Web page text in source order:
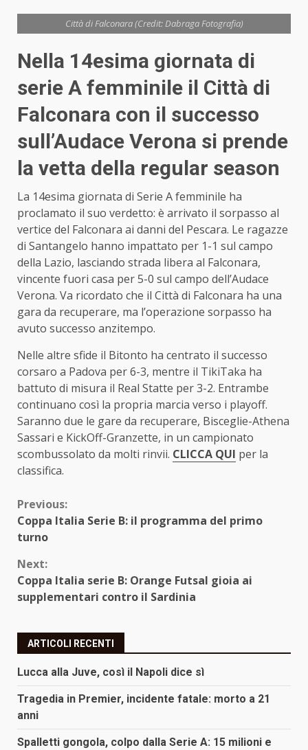
Città di Falconara (Credit: Dabraga Fotografia)
Nella 14esima giornata di
serie A femminile il Città di
Falconara con il successo
sull’Audace Verona si prende
la vetta della regular season
La 14esima giornata di Serie A femminile ha
proclamato il suo verdetto: è arrivato il sorpasso al
vertice del Falconara ai danni del Pescara. Le ragazze
di Santangelo hanno impattato per 1-1 sul campo
della Lazio, lasciando strada libera al Falconara,
vincente fuori casa per 5-0 sul campo dell’Audace
Verona. Va ricordato che il Città di Falconara ha una
gara da recuperare, ma l’operazione sorpasso ha
avuto successo anzitempo.
Nelle altre sfide il Bitonto ha centrato il successo
corsaro a Padova per 6-3, mentre il TikiTaka ha
battuto di misura il Real Statte per 3-2. Entrambe
continuano così la propria marcia verso i playoff.
Saranno due le gare da recuperare, Bisceglie-Athena
Sassari e KickOff-Granzette, in un campionato
scombussolato da molti rinvii. CLICCA QUI per la
classifica.
Continue
Reading
Previous:
Coppa Italia Serie B: il programma del primo
turno
Next:
Coppa Italia serie B: Orange Futsal gioia ai
supplementari contro il Sardinia
ARTICOLI RECENTI
Lucca alla Juve, così il Napoli dice sì
Tragedia in Premier, incidente fatale: morto a 21
anni
Spalletti gongola, colpo dalla Serie A: 15 milioni e